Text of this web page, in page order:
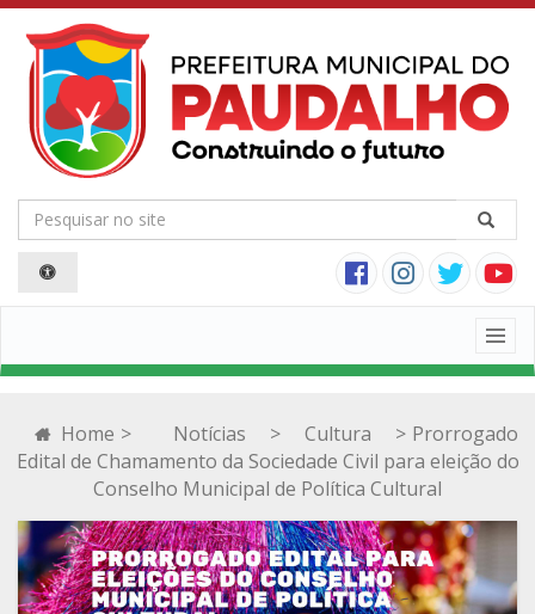
Home > Notícias > Cultura > Prorrogado
Edital de Chamamento da Sociedade Civil para eleição do
Conselho Municipal de Política Cultural